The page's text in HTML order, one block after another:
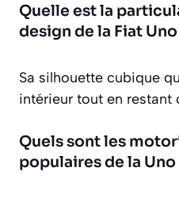
Quelle est la
design de la Fiat Uno
Sa silhouette cubique
intérieur tout en restant
Quels sont les
populaires de la Uno